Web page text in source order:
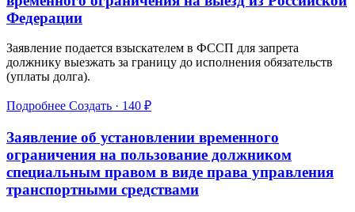
Федерации
Заявление подается взыскателем в ФССП для запрета
должнику выезжать за границу до исполнения обязательств
(уплаты долга).
Подробнее Создать · 140 ₽
Заявление об установлении временного
ограничения на пользование должником
специальным правом в виде права управления
транспортными средствами